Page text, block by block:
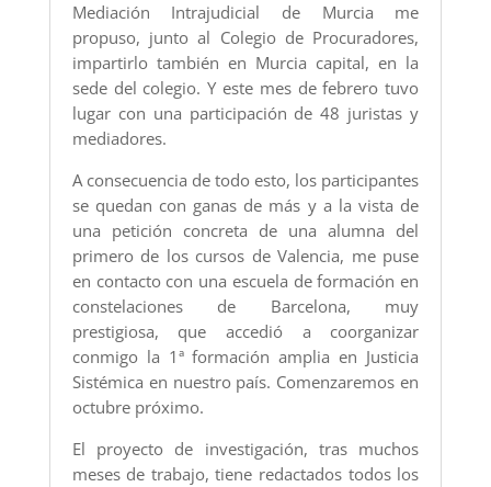
Mediación Intrajudicial de Murcia me
propuso, junto al Colegio de Procuradores,
impartirlo también en Murcia capital, en la
sede del colegio. Y este mes de febrero tuvo
lugar con una participación de 48 juristas y
mediadores.
A consecuencia de todo esto, los participantes
se quedan con ganas de más y a la vista de
una petición concreta de una alumna del
primero de los cursos de Valencia, me puse
en contacto con una escuela de formación en
constelaciones de Barcelona, muy
prestigiosa, que accedió a coorganizar
conmigo la 1ª formación amplia en Justicia
Sistémica en nuestro país. Comenzaremos en
octubre próximo.
El proyecto de investigación, tras muchos
meses de trabajo, tiene redactados todos los